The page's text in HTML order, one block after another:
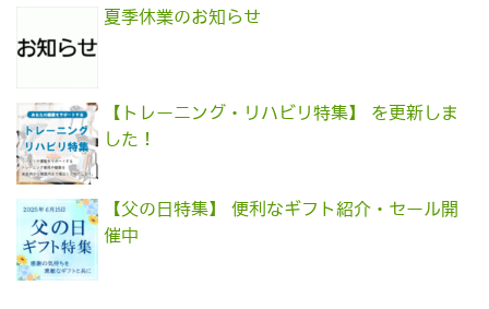
夏季休業のお知らせ
【トレーニング・リハビリ特集】 を更新しま
した！
【父の日特集】 便利なギフト紹介・セール開
催中